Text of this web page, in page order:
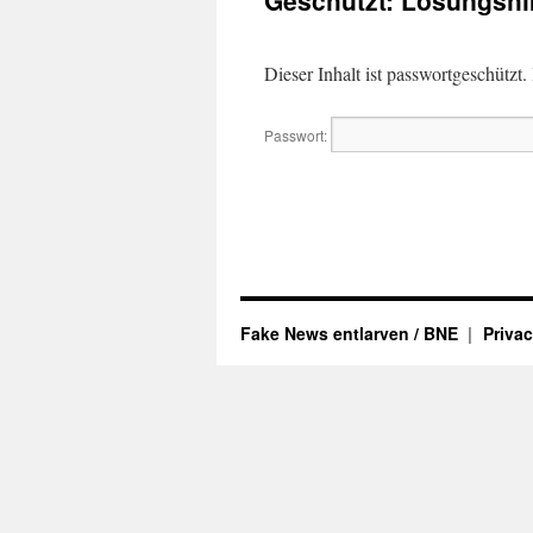
Dieser Inhalt ist
Passwort:
Fake News entlarven / BNE